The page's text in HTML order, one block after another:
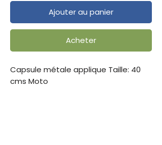
Ajouter au panier
Acheter
Capsule métale applique Taille: 40
cms Moto